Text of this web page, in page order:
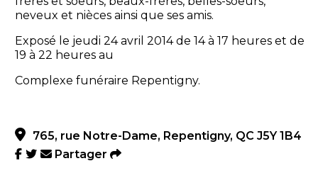
neveux et nièces ainsi que ses amis.
Exposé le jeudi 24 avril 2014 de 14 à 17 heures et de
19 à 22 heures au
Complexe funéraire Repentigny.
765, rue Notre-Dame, Repentigny, QC J5Y 1B4
Partager